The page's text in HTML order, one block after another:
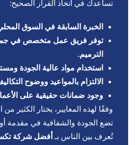
تساعدك في اتخاذ القرار الصحيح:
الخبرة السابقة في السوق
توفر فريق عمل متخصص في
الترميم.
استخدام مواد عالية الجودة
الالتزام بالمواعيد ووضوح
وجود ضمانات حقيقية على
وفقًا لهذه المعايير، يختار الكثير
تضع الجودة والشفافية في مقدمة
تُعرف بين الناس بـ أفضل شركة